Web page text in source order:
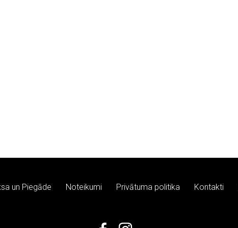
un Piegāde Noteikumi Privātuma politika Kontakti